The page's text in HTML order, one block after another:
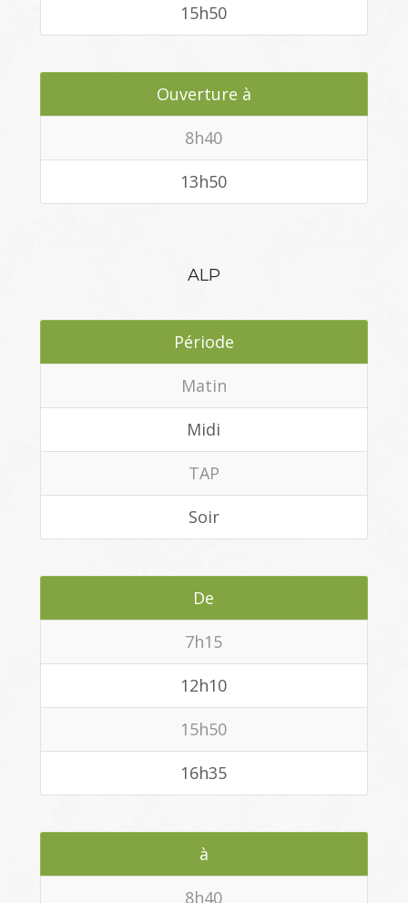
15h50
Ouverture à
8h40
13h50
ALP
Période
Matin
Midi
TAP
Soir
De
7h15
12h10
15h50
16h35
à
8h40